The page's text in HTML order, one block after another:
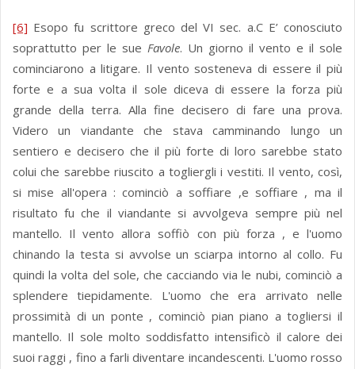
[6] Esopo fu scrittore greco del VI sec. a.C E’ conosciuto
soprattutto per le sue Favole. Un giorno il vento e il sole
cominciarono a litigare. Il vento sosteneva di essere il più
forte e a sua volta il sole diceva di essere la forza più
grande della terra. Alla fine decisero di fare una prova.
Videro un viandante che stava camminando lungo un
sentiero e decisero che il più forte di loro sarebbe stato
colui che sarebbe riuscito a togliergli i vestiti. Il vento, così,
si mise all'opera : cominciò a soffiare ,e soffiare , ma il
risultato fu che il viandante si avvolgeva sempre più nel
mantello. Il vento allora soffiò con più forza , e l'uomo
chinando la testa si avvolse un sciarpa intorno al collo. Fu
quindi la volta del sole, che cacciando via le nubi, cominciò a
splendere tiepidamente. L'uomo che era arrivato nelle
prossimità di un ponte , cominciò pian piano a togliersi il
mantello. Il sole molto soddisfatto intensificò il calore dei
suoi raggi , fino a farli diventare incandescenti. L'uomo rosso